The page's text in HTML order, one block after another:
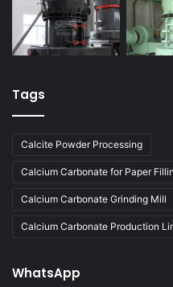
Tags
Calcite Powder Processing
Calcium Carbonate for Paper
Calcium Carbonate Grinding Mill
Calcium Carbonate Production
WhatsApp